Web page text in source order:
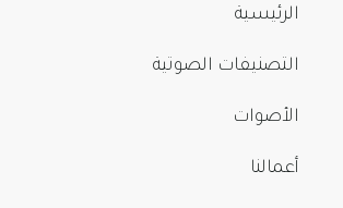
الرئيسية
التصنيفات الصوتية
الأصوات
أعمالنا